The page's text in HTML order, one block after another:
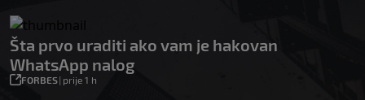
Šta prvo uraditi ako vam je hakovan
WhatsApp nalog
FORBES| prije 1 h